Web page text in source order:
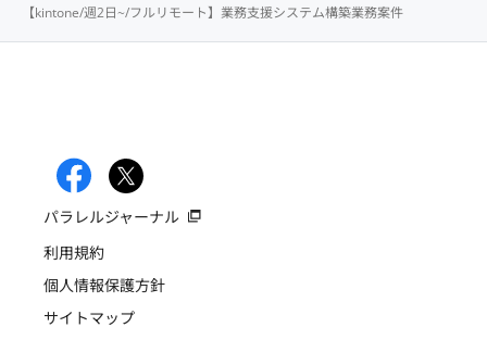
【kintone/週2日~/フルリモート】業務支援システム構築業務案件
パラレルジャーナル
利用規約
個人情報保護方針
サイトマップ